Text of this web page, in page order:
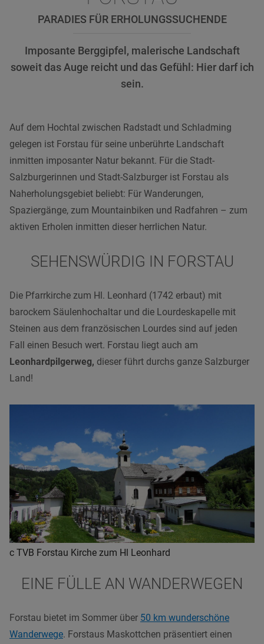
PARADIES FÜR ERHOLUNGSSUCHENDE
Imposante Berggipfel, malerische Landschaft
soweit das Auge reicht und das Gefühl: Hier darf ich
sein.
Auf dem Hochtal zwischen Radstadt und Schladming
gelegen ist Forstau für seine unberührte Landschaft
inmitten imposanter Natur bekannt. Für die Stadt-
Salzburgerinnen und Stadt-Salzburger ist Forstau als
Naherholungsgebiet beliebt: Für Wanderungen,
Spaziergänge, zum Mountainbiken und Radfahren – zum
aktiven Erholen inmitten dieser herrlichen Natur.
SEHENSWÜRDIG IN FORSTAU
Die Pfarrkirche zum Hl. Leonhard (1742 erbaut) mit
barockem Säulenhochaltar und die Lourdeskapelle mit
Steinen aus dem französischen Lourdes sind auf jeden
Fall einen Besuch wert. Forstau liegt auch am
Leonhardpilgerweg, dieser führt durchs ganze Salzburger
Land!
c TVB Forstau Kirche zum Hl Leonhard
EINE FÜLLE AN WANDERWEGEN
Forstau bietet im Sommer über 50 km wunderschöne
Wanderwege. Forstaus Maskottchen präsentiert einen